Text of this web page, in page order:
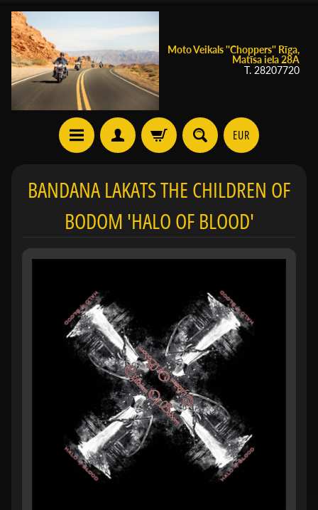
Moto Veikals ''Choppers'' Rīga,
Matīsa iela 28A
T. 28207720
EUR
BANDANA LAKATS THE CHILDREN OF
BODOM 'HALO OF BLOOD'